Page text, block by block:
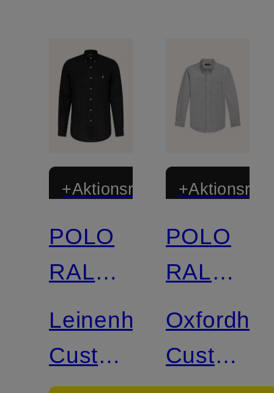
+Aktionsrabatt
POLO
RALPH
LAUREN
Leinenhemd
Custom
POLO
RALPH
LAUREN
Custom